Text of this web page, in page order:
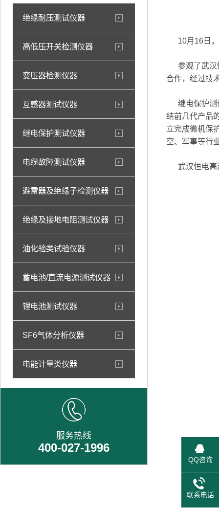
绝缘耐压测试仪器
高低压开关检测仪器
变压器检测仪器
互感器测试仪器
继电保护测试仪器
电缆故障测试仪器
避雷器及绝缘子检测仪器
绝缘及接地电阻测试仪器
油化验类试验仪器
蓄电池/直流电源测试仪器
锂电池测试仪器
SF6气体分析仪器
电能计量类仪器
服务热线
400-027-1996
10月16日，
参观了武汉
合作，经过技
继电保护测
结前几代产品
立完成微机保
空、军事等行
武汉恒电高
QQ咨询
联系电话